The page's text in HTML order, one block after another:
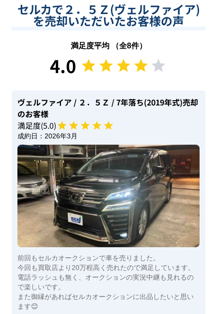
セルカで２．５Ｚ(ヴェルファイア)
を売却いただいたお客様の声
満足度平均 （全8件）
4.0
ヴェルファイア / ２．５Ｚ / 7年落ち(2019年式)売却
のお客様
満足度(5.0)
成約日： 2026年3月
前回もセルカオークションで車を売りました。
今回も買取店より20万程高く売れたので満足しています。
電話ラッシュも無く、オークションの実況中継も見れるの
で楽しいです。
また御縁があればセルカオークションに出品したいと思い
ます😊